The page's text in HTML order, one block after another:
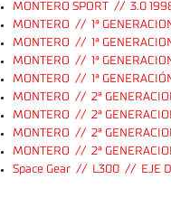
MONTERO SPORT // 3.0
MONTERO // 1ª
MONTERO // 1ª
MONTERO // 1ª
MONTERO // 1ª
MONTERO // 2ª
MONTERO // 2ª
MONTERO // 2ª
MONTERO // 2ª
Space Gear // L300 // EJE